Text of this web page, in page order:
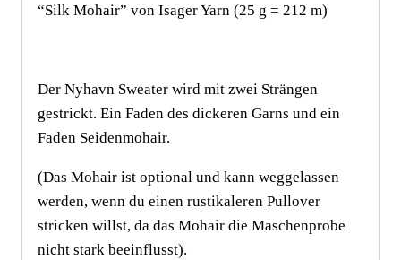
“Silk Mohair” von Isager Yarn (25 g = 212 m)
Der Nyhavn Sweater wird mit zwei Strängen
gestrickt. Ein Faden des dickeren Garns und ein
Faden Seidenmohair.
(Das Mohair ist optional und kann weggelassen
werden, wenn du einen rustikaleren Pullover
stricken willst, da das Mohair die Maschenprobe
nicht stark beeinflusst).